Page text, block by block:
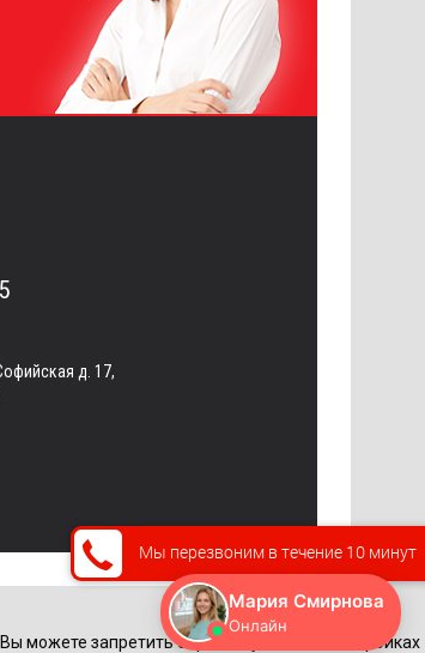
д. 17,
можете запретить обработку cookie в настройках
Мы перезвоним в течение 10 минут